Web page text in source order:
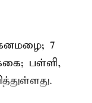
7
பள்ளி,